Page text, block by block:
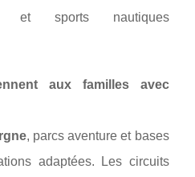
et sports nautiques
aux familles avec
, parcs aventure et bases
adaptées. Les circuits